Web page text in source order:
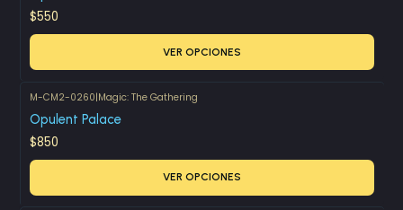
$550
VER OPCIONES
M-CM2-0260|Magic: The Gathering
Opulent Palace
$850
VER OPCIONES